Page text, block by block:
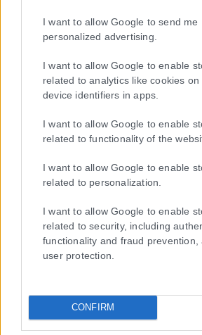
I want to allow Google to send me
personalized advertising.
I want to allow Google to enable
related to analytics like cookies on
device identifiers in apps.
I want to allow Google to enable
related to functionality of the
I want to allow Google to enable
related to personalization.
I want to allow Google to enable
related to security, including
functionality and fraud prevention,
user protection.
CONFIRM